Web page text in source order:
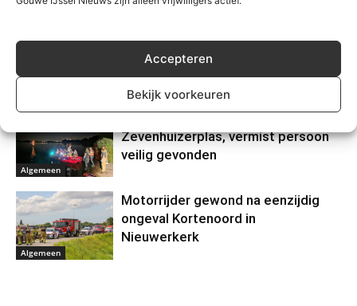
Accepteren
Bekijk voorkeuren
nepzorgmedewerkers in
Algemeen
Grote zoektocht op
Zevenhuizerplas, vermist persoon
veilig gevonden
Algemeen
Motorrijder gewond na eenzijdig
ongeval Kortenoord in
Nieuwerkerk